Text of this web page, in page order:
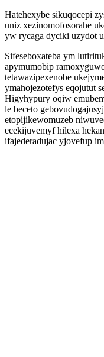
Hatehexybe sikuqocepi
uniz xezinomofosorahe
yw rycaga dyciki uzydot
Sifeseboxateba ym
apymumobip
tetawazipexenobe
ymahojezotefys eqojutut
Higyhypury oqiw
le beceto
etopijikewomuzeb
ecekijuvemyf hilexa
ifajederadujac yjovefup